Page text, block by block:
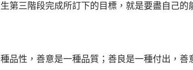
第三階段完成所訂下的目標，就是要盡自己的
品性，善意是一種品質；善良是一種付出，善